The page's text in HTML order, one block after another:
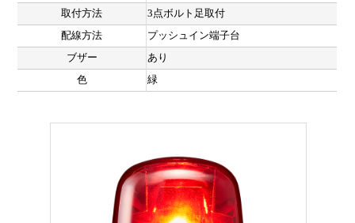
取付方法
3点ボルト足取付
配線方法
プッシュイン端子台
ブザー
あり
色
緑